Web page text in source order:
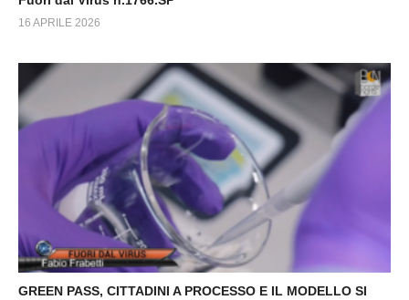
16 APRILE 2026
GREEN PASS, CITTADINI A PROCESSO E IL MODELLO SI